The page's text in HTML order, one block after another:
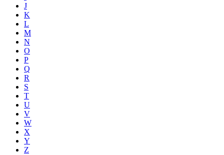
J
K
L
M
N
O
P
Q
R
S
T
U
V
W
X
Y
Z